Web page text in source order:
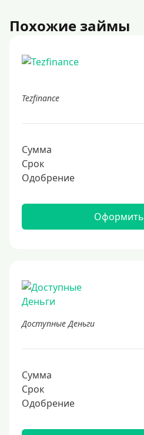
Похожие займы
Tezfinance
Сумма
Срок
Одобрение
Оформить
Доступные Деньги
Сумма
Срок
Одобрение